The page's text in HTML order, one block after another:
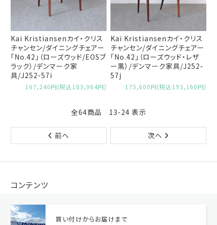
Kai Kristiansenカイ・クリス
チャンセン/ダイニングチェアー
「No.42」（ローズウッド/EOSブ
ラック）/デンマーク家
具/J252-57i
167,240円(税込183,964円)
Kai Kristiansenカイ・クリス
チャンセン/ダイニングチェアー
「No.42」（ローズウッド・レザ
ー黒）/デンマーク家具/J252-
57j
175,600円(税込193,160円)
全64商品 13-24 表示
前へ 次へ
コンテンツ
買い付けからお届けまで